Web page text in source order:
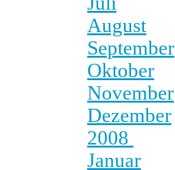
August
September
Oktober
November
Dezember
2008
Januar